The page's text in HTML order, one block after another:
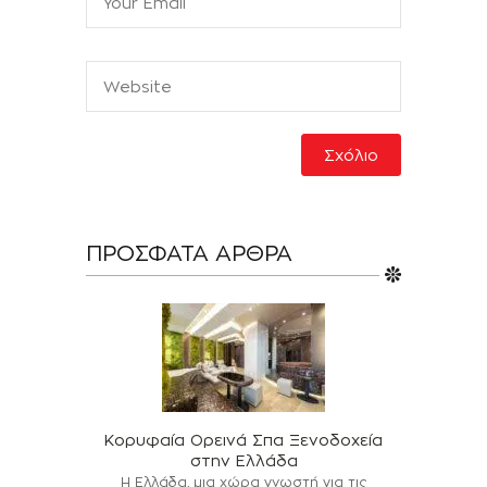
ΠΡΌΣΦΑΤΑ ΆΡΘΡΑ
Κορυφαία Ορεινά Σπα Ξενοδοχεία
στην Ελλάδα
Η Ελλάδα, μια χώρα γνωστή για τις